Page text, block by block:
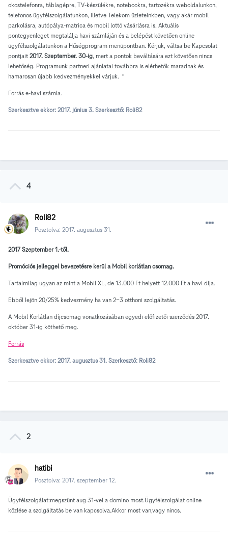
okostelefonra, táblagépre, TV-készülékre, notebookra, tartozékra weboldalunkon,
telefonos ügyfélszolgálatunkon, illetve Telekom üzleteinkben, vagy akár mobil
parkolásra, autópálya-matrica és mobil lottó vásárlásra is. Aktuális
pontegyenleget megtalálja havi számláján és a belépést követően online
ügyfélszolgálatunkon a Hűségprogram menüpontban. Kérjük, váltsa be Kapcsolat
pontjait 2017. Szeptember. 30-ig, mert a pontok beváltására ezt követően nincs
lehetőség. Programunk partneri ajánlatai továbbra is elérhetők maradnak és
hamarosan újabb kedvezményekkel várjuk. "
Forrás e-havi számla.
Szerkesztve ekkor: 2017. június 3. Szerkesztő: Roli82
4
Roli82
Posztolva: 2017. augusztus 31.
2017 Szeptember 1.-től.
Promóciós jelleggel bevezetésre kerül a Mobil korlátlan csomag.
Tartalmilag ugyan az mint a Mobil XL, de 13.000 Ft helyett 12.000 Ft a havi díja.
Ebből lejön 20/25% kedvezmény ha van 2-3 otthoni szolgáltatás.
A Mobil Korlátlan díjcsomag vonatkozásában egyedi előfizetői szerződés 2017.
október 31-ig köthető meg.
Forrás
Szerkesztve ekkor: 2017. augusztus 31. Szerkesztő: Roli82
2
hatibi
Posztolva: 2017. szeptember 12.
Ügyfélszolgálat:megszünt aug 31-vel a domino most.Ügyfélszolgálat online
közlése a szolgáltatás be van kapcsolva.Akkor most van,vagy nincs.